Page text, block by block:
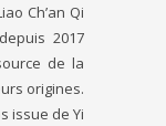
Ch’an Qi
2017
de la
origines.
issue de Yi